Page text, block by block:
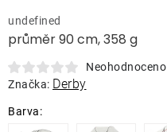
Lehátka
Doplňky
průměr 90 cm, 358 g
undefined
Neohodnoceno
Značka: Derby